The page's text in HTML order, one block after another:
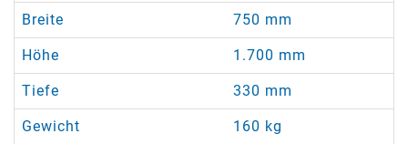
Breite 750 mm
Höhe 1.700 mm
Tiefe 330 mm
Gewicht 160 kg